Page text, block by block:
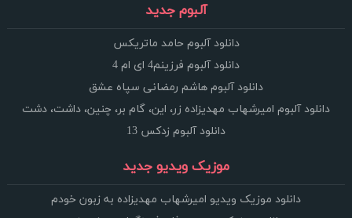
آلبوم جدید
دانلود آلبوم حامد ماتریکس
دانلود آلبوم فرزینم4 ای ام 4
دانلود آلبوم هاشم رمضانی سپاه عشق
دانلود آلبوم امیرشهاب مهدیزاده زر، این، گام بر، چنین، داشت، دشت
دانلود آلبوم زدکس 13
موزیک ویدیو جدید
دانلود موزیک ویدیو امیرشهاب مهدیزاده به زبون خودم